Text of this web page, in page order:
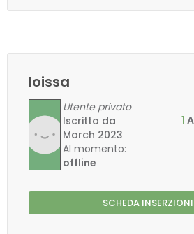
loissa
Utente privato
Iscritto da
March 2023
Al momento:
offline
1
SCHEDA